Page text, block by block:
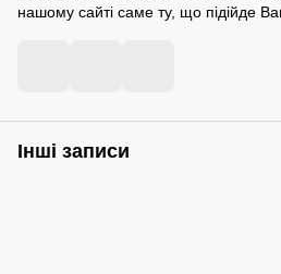
нашому сайті саме ту, що підійде
Інші записи